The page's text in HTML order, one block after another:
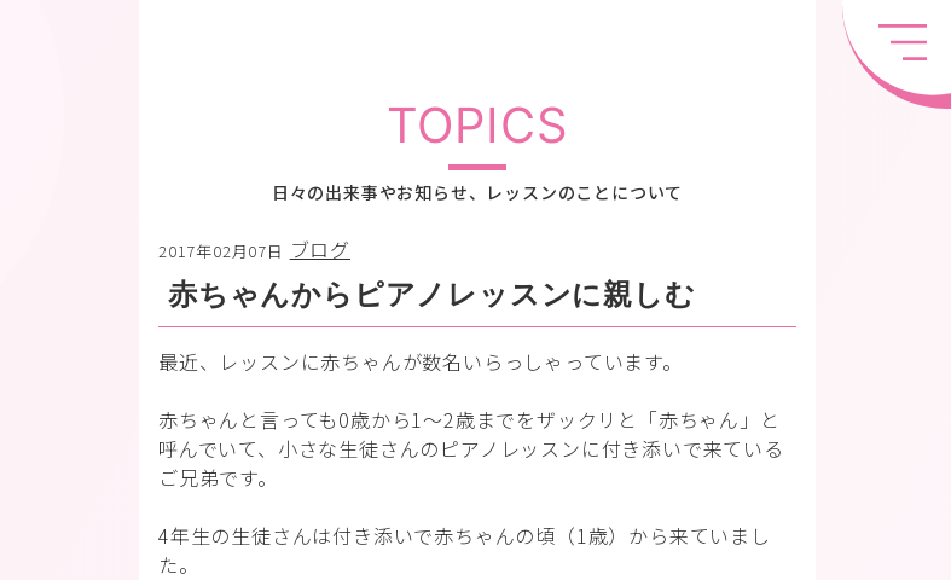
TOPICS
日々の出来事やお知らせ、レッスンのことについて
2017年02月07日 ブログ
赤ちゃんからピアノレッスンに親しむ
最近、レッスンに赤ちゃんが数名いらっしゃっています。
赤ちゃんと言っても0歳から1〜2歳までをザックリと「赤ちゃん」と
呼んでいて、小さな生徒さんのピアノレッスンに付き添いで来ている
ご兄弟です。
4年生の生徒さんは付き添いで赤ちゃんの頃（1歳）から来ていまし
た。